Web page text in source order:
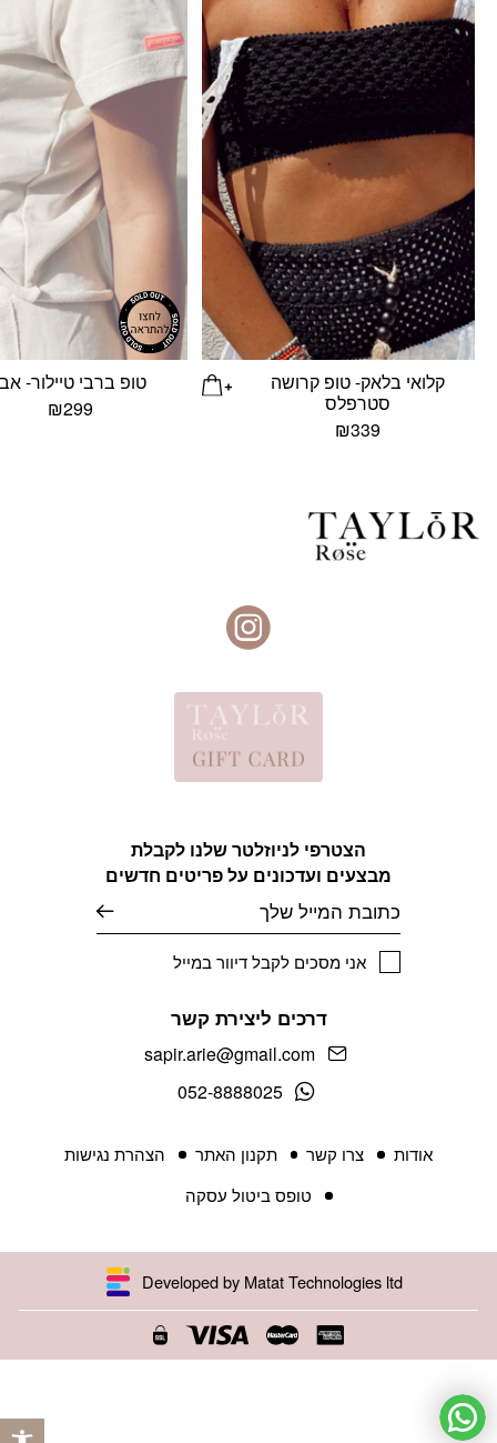
קלואי בלאק- טופ קרושה
סטרפלס
₪339
טופ ברבי טיילור-
₪299
הצטרפי לניוזלטר שלנו לקבלת
מבצעים ועדכונים על פריטים חדשים
אני מסכים לקבל דיוור במייל
דרכים ליצירת קשר
sapir.arie@gmail.com
052-8888025
אודות צרו קשר תקנון האתר
הצהרת נגישות
טופס ביטול עסקה
Developed by Matat Technologies ltd